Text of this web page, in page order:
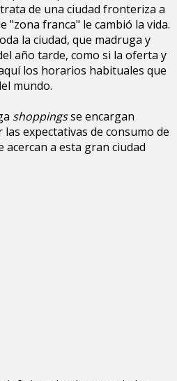
de una ciudad fronteriza a
"zona franca" le cambió la vida.
la ciudad, que madruga y
año tarde, como si la oferta y
los horarios habituales que
mundo.
shoppingsse encargan
expectativas de consumo de
acercan a esta gran ciudad